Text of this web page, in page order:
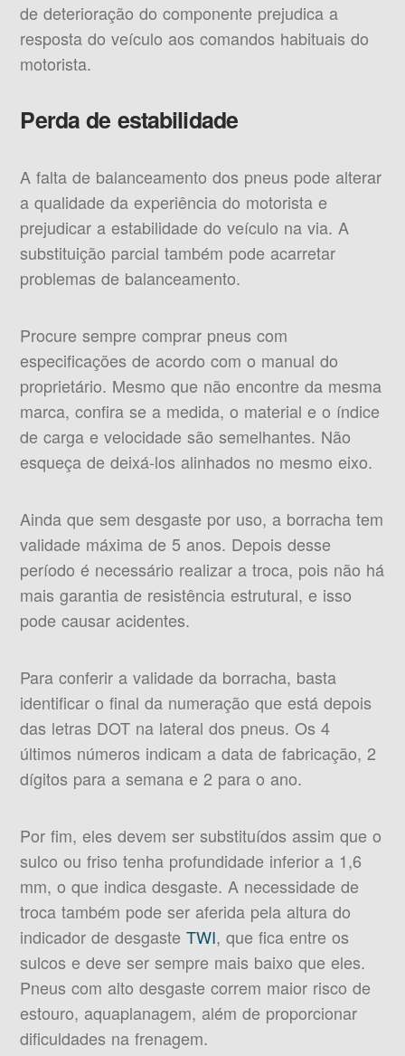
de deterioração do componente prejudica a
resposta do veículo aos comandos habituais do
motorista.
Perda de estabilidade
A falta de balanceamento dos pneus pode alterar
a qualidade da experiência do motorista e
prejudicar a estabilidade do veículo na via. A
substituição parcial também pode acarretar
problemas de balanceamento.
Procure sempre comprar pneus com
especificações de acordo com o manual do
proprietário. Mesmo que não encontre da mesma
marca, confira se a medida, o material e o índice
de carga e velocidade são semelhantes. Não
esqueça de deixá-los alinhados no mesmo eixo.
Ainda que sem desgaste por uso, a borracha tem
validade máxima de 5 anos. Depois desse
período é necessário realizar a troca, pois não há
mais garantia de resistência estrutural, e isso
pode causar acidentes.
Para conferir a validade da borracha, basta
identificar o final da numeração que está depois
das letras DOT na lateral dos pneus. Os 4
últimos números indicam a data de fabricação, 2
dígitos para a semana e 2 para o ano.
Por fim, eles devem ser substituídos assim que o
sulco ou friso tenha profundidade inferior a 1,6
mm, o que indica desgaste. A necessidade de
troca também pode ser aferida pela altura do
indicador de desgasteTWI, que fica entre os
sulcos e deve ser sempre mais baixo que eles.
Pneus com alto desgaste correm maior risco de
estouro, aquaplanagem, além de proporcionar
dificuldades na frenagem.